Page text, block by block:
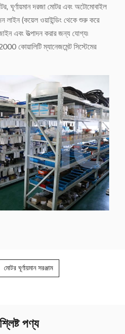
ঘূর্ণায়মান দরজা মোটর এবং অটোমোবাইল
লাইন (কয়েল ওয়াইন্ডিং থেকে শুরু করে
এবং উত্পাদন করার জন্য যোগ্য৷
ম্যানেজমেন্ট সিস্টেমের
মোটর ঘূর্ণায়মান সরঞ্জাম
পণ্য